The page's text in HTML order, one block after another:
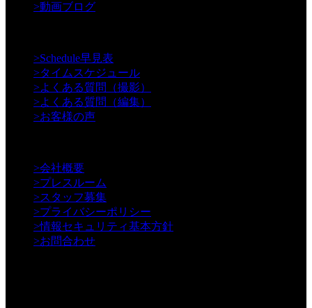
>動画ブログ
>Schedule早見表
>タイムスケジュール
>よくある質問（撮影）
>よくある質問（編集）
>お客様の声
>会社概要
>プレスルーム
>スタッフ募集
>プライバシーポリシー
>情報セキュリティ基本方針
>お問合わせ